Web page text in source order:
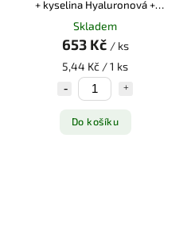
+ kyselina Hyaluronová +
Skladem
653 Kč / ks
5,44 Kč / 1 ks
Do košíku